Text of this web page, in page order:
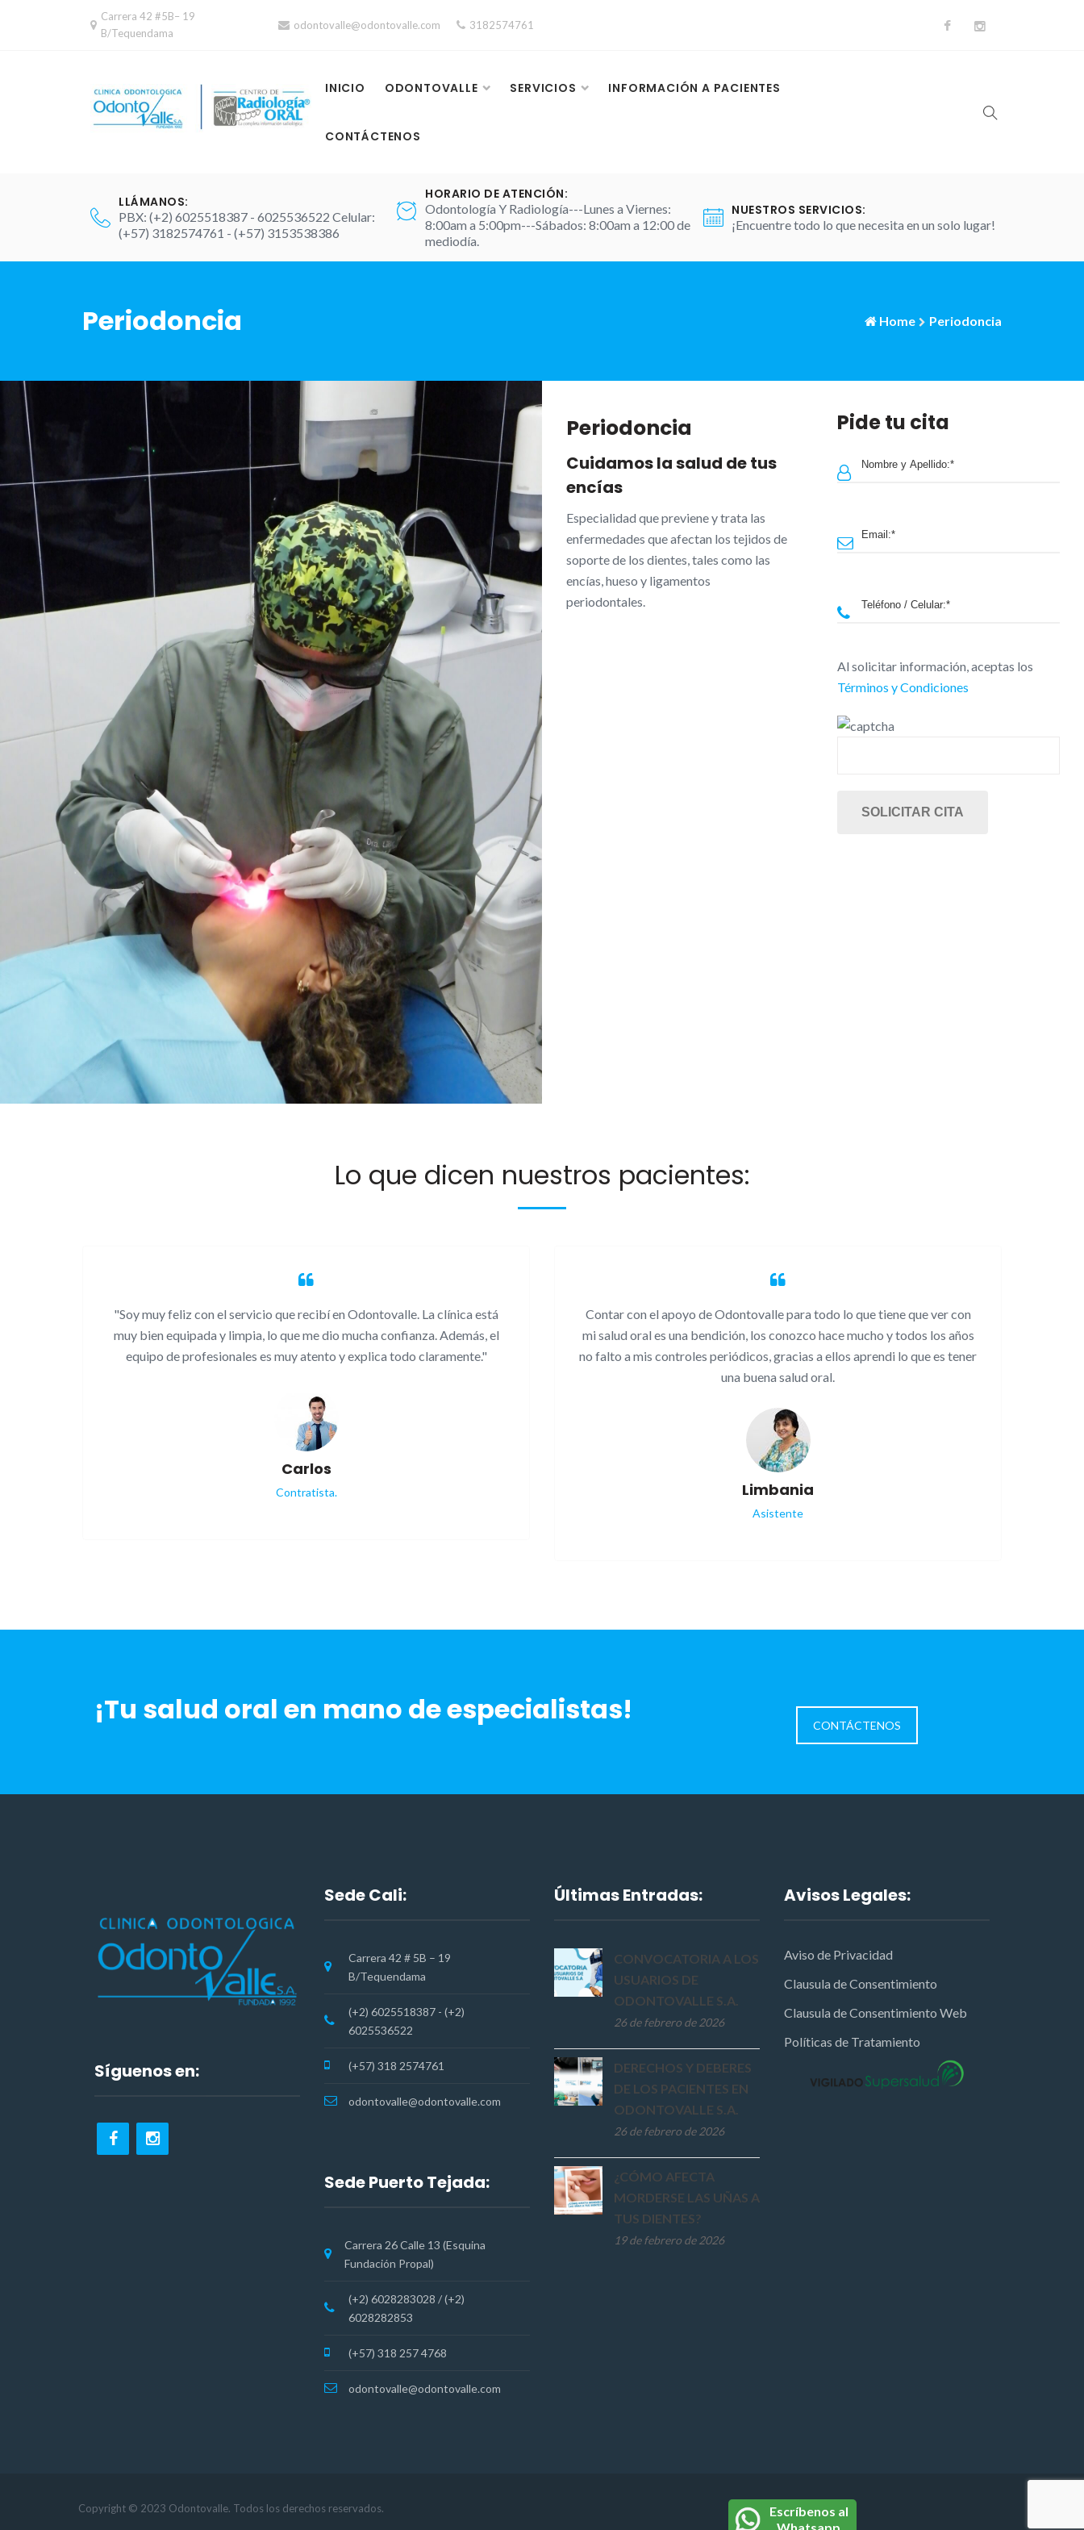
Carrera 42 #5B– 19
B/Tequendama
odontovalle@odontovalle.com 3182574761
INICIO ODONTOVALLE SERVICIOS INFORMACIÓN A PACIENTES
CONTÁCTENOS
LLÁMANOS:
PBX: (+2) 6025518387 - 6025536522 Celular:
(+57) 3182574761 - (+57) 3153538386
HORARIO DE ATENCIÓN:
Odontología Y Radiología---Lunes a Viernes:
8:00am a 5:00pm---Sábados: 8:00am a 12:00 de
mediodía.
NUESTROS SERVICIOS:
¡Encuentre todo lo que necesita en un solo lugar!
Periodoncia Home Periodoncia
Periodoncia
Cuidamos la salud de tus
encías
Especialidad que previene y trata las
enfermedades que afectan los tejidos de
soporte de los dientes, tales como las
encías, hueso y ligamentos
periodontales.
Pide tu cita
Al solicitar información, aceptas los
Términos y Condiciones
Lo que dicen nuestros pacientes:
"Soy muy feliz con el servicio que recibí en Odontovalle. La clínica está
muy bien equipada y limpia, lo que me dio mucha confianza. Además, el
equipo de profesionales es muy atento y explica todo claramente."
Carlos
Contratista.
Contar con el apoyo de Odontovalle para todo lo que tiene que ver con
mi salud oral es una bendición, los conozco hace mucho y todos los años
no falto a mis controles periódicos, gracias a ellos aprendi lo que es tener
una buena salud oral.
Limbania
Asistente
¡Tu salud oral en mano de especialistas! CONTÁCTENOS
Síguenos en:
Sede Cali:
Carrera 42 # 5B – 19
B/Tequendama
(+2) 6025518387 - (+2)
6025536522
(+57) 318 2574761
odontovalle@odontovalle.com
Sede Puerto Tejada:
Carrera 26 Calle 13 (Esquina
Fundación Propal)
(+2) 6028283028 / (+2)
6028282853
(+57) 318 257 4768
odontovalle@odontovalle.com
Últimas Entradas:
CONVOCATORIA A LOS
USUARIOS DE
ODONTOVALLE S.A.
26 de febrero de 2026
DERECHOS Y DEBERES
DE LOS PACIENTES EN
ODONTOVALLE S.A.
26 de febrero de 2026
¿CÓMO AFECTA
MORDERSE LAS UÑAS A
TUS DIENTES?
19 de febrero de 2026
Avisos Legales:
Aviso de Privacidad
Clausula de Consentimiento
Clausula de Consentimiento Web
Políticas de Tratamiento
Copyright © 2023 Odontovalle. Todos los derechos reservados.
Escríbenos al